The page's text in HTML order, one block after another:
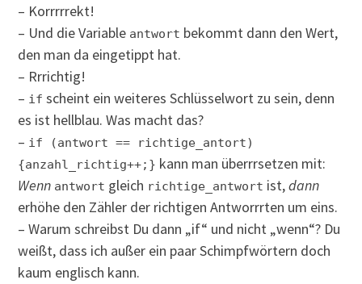
– Korrrrrekt!
– Und die Variable antwort bekommt dann den Wert,
den man da eingetippt hat.
– Rrrichtig!
– if scheint ein weiteres Schlüsselwort zu sein, denn
es ist hellblau. Was macht das?
– if (antwort == richtige_antort)
{anzahl_richtig++;} kann man überrrsetzen mit:
Wenn antwort gleich richtige_antwort ist,dann
erhöhe den Zähler der richtigen Antworrrten um eins.
– Warum schreibst Du dann „if“ und nicht „wenn“? Du
weißt, dass ich außer ein paar Schimpfwörtern doch
kaum englisch kann.